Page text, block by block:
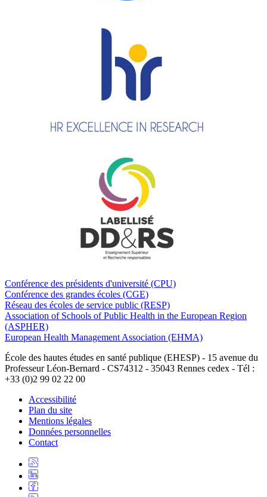
Conférence des présidents d'université (CPU)
Conférence des grandes écoles (CGE)
Réseau des écoles de service public (RESP)
Association of Schools of Public Health in the European Region
(ASPHER)
European Health Management Association (EHMA)
École des hautes études en santé publique (EHESP) - 15 avenue du
Professeur Léon-Bernard - CS74312 - 35043 Rennes cedex - Tél :
+33 (0)2 99 02 22 00
Accessibilité
Plan du site
Mentions légales
Données personnelles
Contact